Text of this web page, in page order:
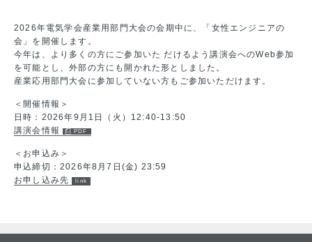
2026年電気学会産業用部門大会の会期中に、「女性エンジニアの
会」を開催します。
今年は、より多くの方にご参加いた だけるよう講演会へのWeb参加
を可能とし、外部の方にも開かれた形としました。
産業応用部門大会に参加していない方もご参加いただけます。
＜開催情報＞
日時：2026年9月1日（火）12:40-13:50
講演会情報
＜お申込み＞
申込締切：2026年8月7日(金) 23:59
お申し込み先